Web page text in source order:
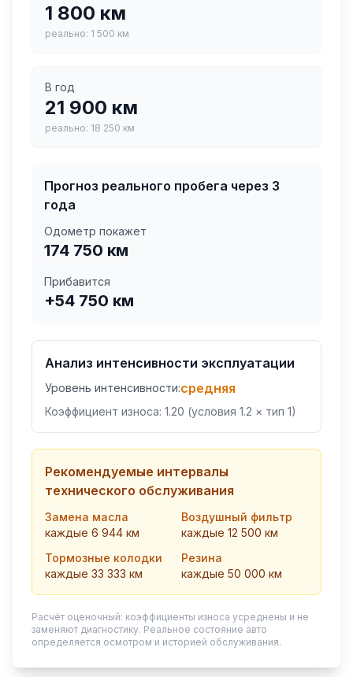
1 800 км
реально: 1 500 км
В год
21 900 км
реально: 18 250 км
Прогноз реального пробега через 3
года
Одометр покажет
174 750 км
Прибавится
+54 750 км
Анализ интенсивности эксплуатации
Уровень интенсивности:средняя
Коэффициент износа: 1.20 (условия 1.2 × тип 1)
Рекомендуемые интервалы
технического обслуживания
Замена масла
каждые 6 944 км
Воздушный фильтр
каждые 12 500 км
Тормозные колодки
каждые 33 333 км
Резина
каждые 50 000 км
Расчёт оценочный: коэффициенты износа усреднены и не
заменяют диагностику. Реальное состояние авто
определяется осмотром и историей обслуживания.